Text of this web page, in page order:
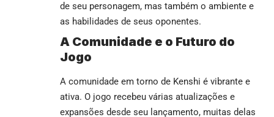
de seu personagem, mas também o ambiente e
as habilidades de seus oponentes.
A Comunidade e o Futuro do
Jogo
A comunidade em torno de Kenshi é vibrante e
ativa. O jogo recebeu várias atualizações e
expansões desde seu lançamento, muitas delas